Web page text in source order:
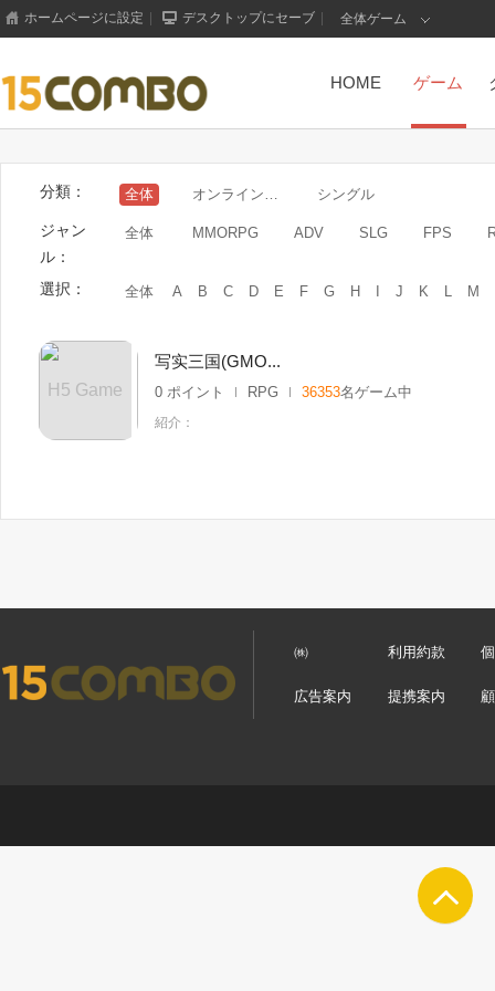
ホームページに設定 デスクトップにセーブ 全体ゲーム
HOME ゲーム
分類： 全体 シングル
ジャン
ル：
全体 MMORPG ADV SLG FPS
選択： 全体 A B C D E F G H I J K L M
H5 Game
写实三国(GMO...
0 ポイント RPG 36353名ゲーム中
紹介：
㈱ 利用約款
広告案内 提携案内